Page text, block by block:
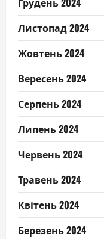
Листопад 2024
Жовтень 2024
Вересень 2024
Серпень 2024
Липень 2024
Червень 2024
Травень 2024
Квітень 2024
Березень 2024